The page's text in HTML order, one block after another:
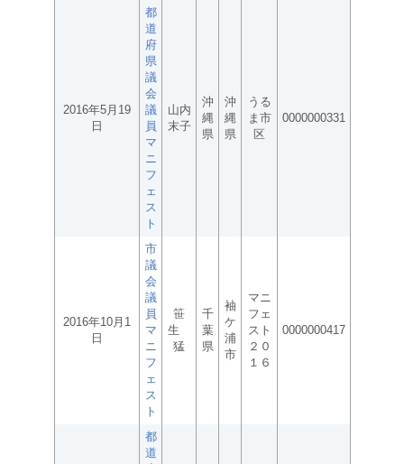
2016年5月19
日
都
道
府
県
議
会
議
員
マ
ニ
フ
ェ
ス
ト
山内
末子
沖
縄
県
沖
縄
県
うる
ま市
区
0000000331
2016年10月1
日
市
議
会
議
員
マ
ニ
フ
ェ
ス
ト
笹
生
猛
千
葉
県
袖
ケ
浦
市
マニ
フェ
スト
２０
１６
0000000417
都
道